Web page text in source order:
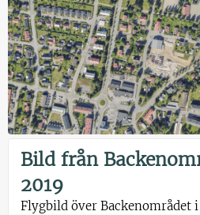
Bild från
2019
Flygbild över Backenområdet i